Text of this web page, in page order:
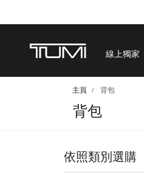
線上獨家
主頁 背包
背包
依照類別選購